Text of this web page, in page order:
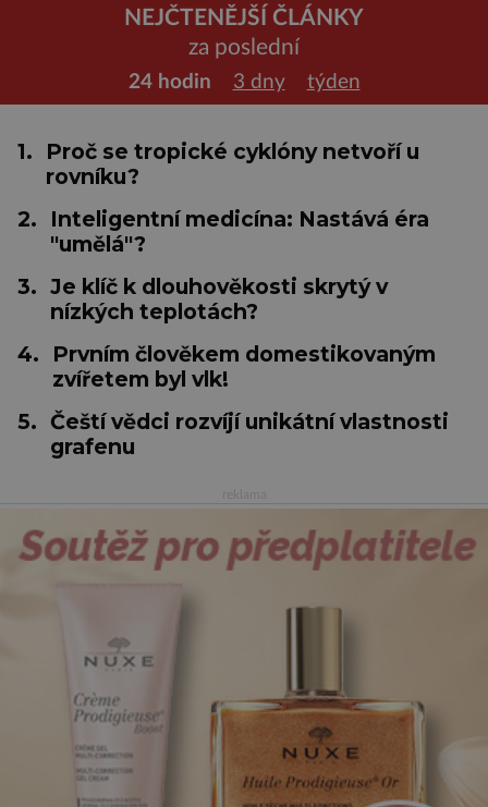
NEJČTENĚJŠÍ ČLÁNKY
za poslední
24 hodin 3 dny týden
1.
Proč se tropické cyklóny netvoří u
rovníku?
2.
Inteligentní medicína: Nastává éra
"umělá"?
3. Je klíč k dlouhověkosti skrytý v
nízkých teplotách?
4.
Prvním člověkem domestikovaným
zvířetem byl vlk!
5. Čeští vědci rozvíjí unikátní vlastnosti
grafenu